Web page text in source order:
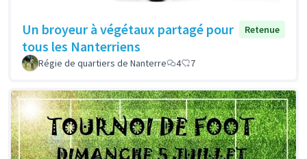
Un broyeur à végétaux partagé pour
tous les Nanterriens
Retenue
Régie de quartiers de Nanterre 4 7